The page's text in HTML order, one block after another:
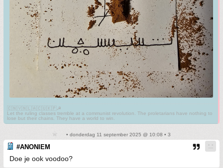
🇨🇳🇻🇳🇱🇦🇨🇺🇰🇵☭
Let the ruling classes tremble at a communist revolution. The proletarians have nothing to
lose but their chains. They have a world to win.
• donderdag 11 september 2025 @ 10:08 • 3
#ANONIEM
Doe je ook voodoo?